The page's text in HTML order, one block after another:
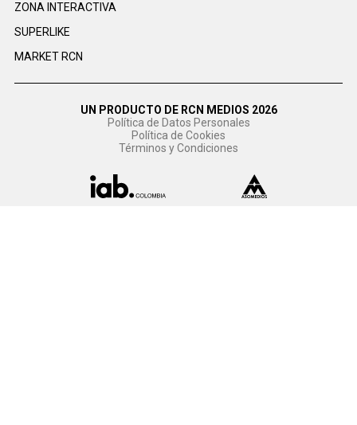
ZONA INTERACTIVA
SUPERLIKE
MARKET RCN
UN PRODUCTO DE RCN MEDIOS 2026
Política de Datos Personales
Política de Cookies
Términos y Condiciones